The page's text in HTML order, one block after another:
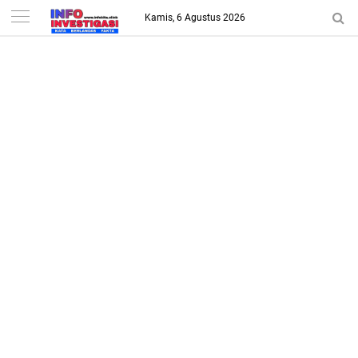
-->
Kamis, 6 Agustus 2026